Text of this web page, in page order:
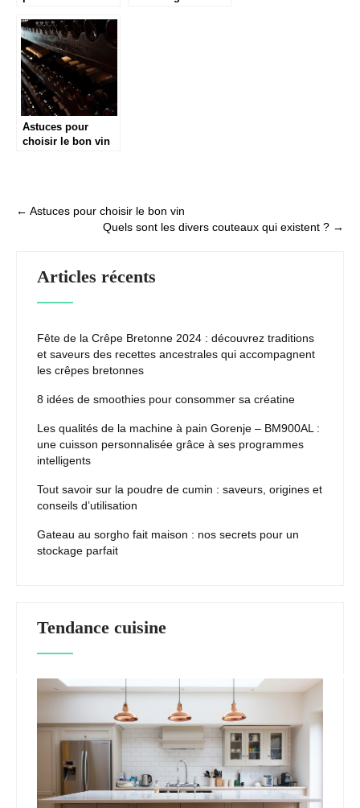
comment y arriver
?
Astuces pour
choisir le bon vin
Post
← Astuces pour choisir le bon vin
Quels sont les divers couteaux qui existent ? →
Articles récents
Fête de la Crêpe Bretonne 2024 : découvrez traditions
et saveurs des recettes ancestrales qui accompagnent
les crêpes bretonnes
8 idées de smoothies pour consommer sa créatine
Les qualités de la machine à pain Gorenje – BM900AL :
une cuisson personnalisée grâce à ses programmes
intelligents
Tout savoir sur la poudre de cumin : saveurs, origines et
conseils d’utilisation
Gateau au sorgho fait maison : nos secrets pour un
stockage parfait
Tendance cuisine